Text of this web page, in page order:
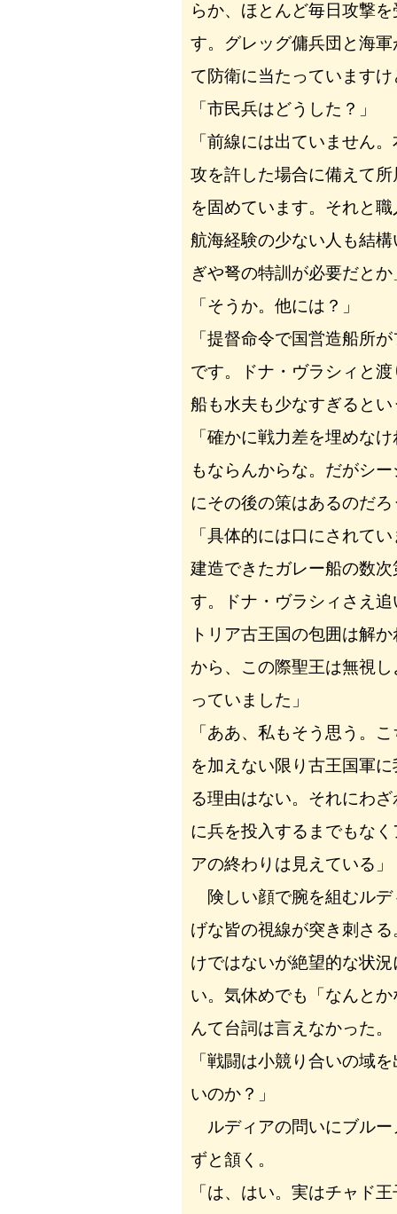
らか、ほとんど毎日攻撃
す。グレッグ傭兵団と海
て防衛に当たっていますけ
「市民兵はどうした？」
「前線には出ていません
攻を許した場合に備えて
を固めています。それと
航海経験の少ない人も結
ぎや弩の特訓が必要だとか
「そうか。他には？」
「提督命令で国営造船所
です。ドナ・ヴラシィと
船も水夫も少なすぎると
「確かに戦力差を埋めな
もならんからな。だがシ
にその後の策はあるのだ
「具体的には口にされて
建造できたガレー船の数
す。ドナ・ヴラシィさえ
トリア古王国の包囲は解
から、この際聖王は無視
っていました」
「ああ、私もそう思う。
を加えない限り古王国軍
る理由はない。それにわ
に兵を投入するまでもな
アの終わりは見えている」
険しい顔で腕を組むルデ
げな皆の視線が突き刺さ
けではないが絶望的な状
い。気休めでも「なんと
んて台詞は言えなかった。
「戦闘は小競り合いの域
いのか？」
ルディアの問いにブルー
ずと頷く。
「は、はい。実はチャド